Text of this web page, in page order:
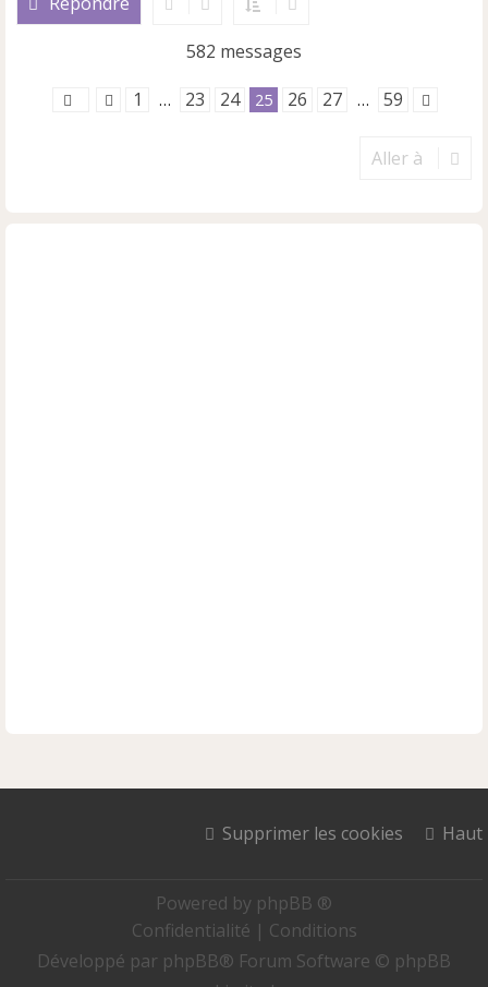
582 messages
1 … 23 24 25 26 27 … 59
Aller à
Haut
Supprimer les cookies
Powered by phpBB ®
Confidentialité | Conditions
Développé par phpBB® Forum Software © phpBB